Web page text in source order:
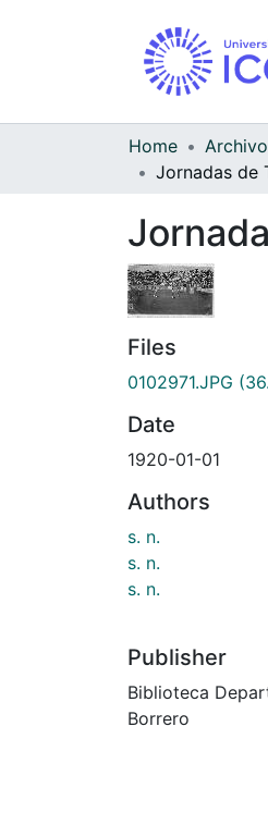
Home
Files
0102971.JPG
Date
1920-01-01
Authors
s. n.
s. n.
s. n.
Publisher
Biblioteca
Borrero